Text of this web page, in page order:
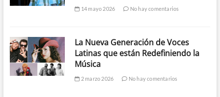
14 mayo 2026 No hay comentarios
La Nueva Generación de Voces
Latinas que están Redefiniendo la
Música
2 marzo 2026 No hay comentarios